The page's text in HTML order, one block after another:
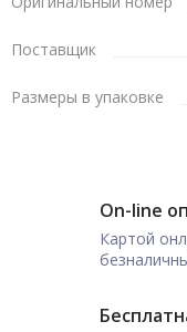
Поставщик
Размеры в упаковке
On-line
Картой